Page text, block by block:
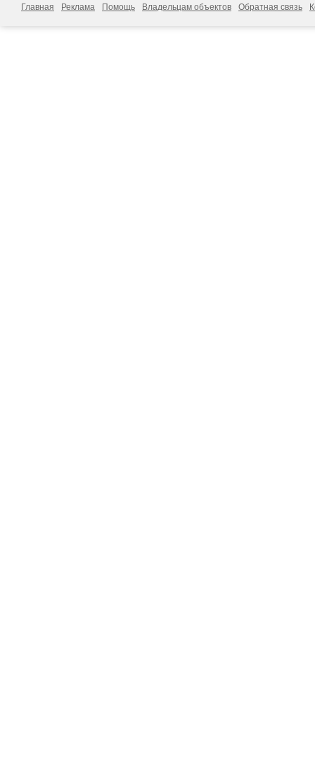
Главная Реклама Помощь Владельцам объектов Обратная связь